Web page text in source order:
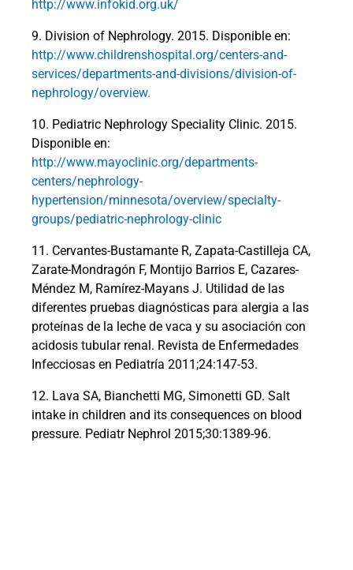
http://www.infokid.org.uk/
9. Division of Nephrology. 2015. Disponible en:
http://www.childrenshospital.org/centers-and-
services/departments-and-divisions/division-of-
nephrology/overview.
10. Pediatric Nephrology Speciality Clinic. 2015.
Disponible en:
http://www.mayoclinic.org/departments-
centers/nephrology-
hypertension/minnesota/overview/specialty-
groups/pediatric-nephrology-clinic
11. Cervantes-Bustamante R, Zapata-Castilleja CA,
Zarate-Mondragón F, Montijo Barrios E, Cazares-
Méndez M, Ramírez-Mayans J. Utilidad de las
diferentes pruebas diagnósticas para alergia a las
proteínas de la leche de vaca y su asociación con
acidosis tubular renal. Revista de Enfermedades
Infecciosas en Pediatría 2011;24:147-53.
12. Lava SA, Bianchetti MG, Simonetti GD. Salt
intake in children and its consequences on blood
pressure. Pediatr Nephrol 2015;30:1389-96.